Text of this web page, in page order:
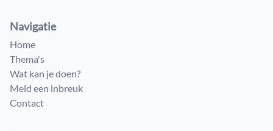
Navigatie
Home
Thema's
Wat kan je doen?
Meld een inbreuk
Contact